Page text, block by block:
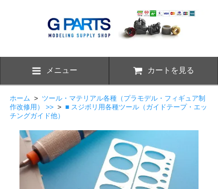
メニュー カートを見る
ホーム > ツール・マテリアル各種（プラモデル・フィギュア制
作改修用） >> > ■ スジボリ用各種ツール（ガイドテープ・エッ
チングガイド他）